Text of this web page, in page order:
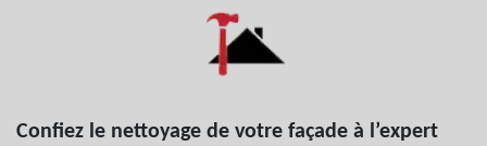
Confiez le nettoyage de votre façade à l’expert